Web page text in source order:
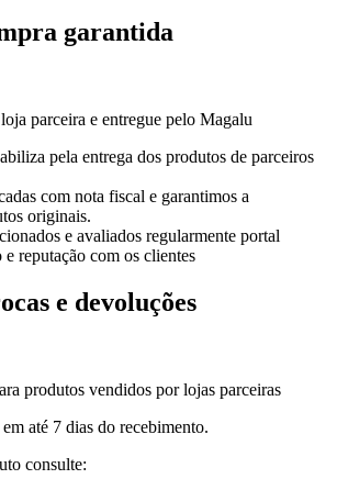
garantida
parceira e entregue pelo Magalu
pela entrega dos produtos de parceiros
com nota fiscal e garantimos a
originais.
e avaliados regularmente portal
reputação com os clientes
e devoluções
produtos vendidos por lojas parceiras
até 7 dias do recebimento.
consulte: